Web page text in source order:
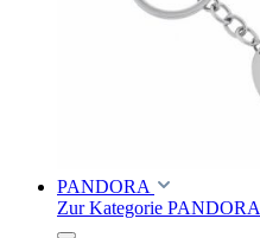
PANDORA
Zur Kategorie PANDORA